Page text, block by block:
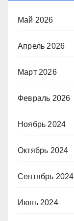
Май 2026
Апрель 2026
Март 2026
Февраль 2026
Ноябрь 2024
Октябрь 2024
Сентябрь 2024
Июнь 2024